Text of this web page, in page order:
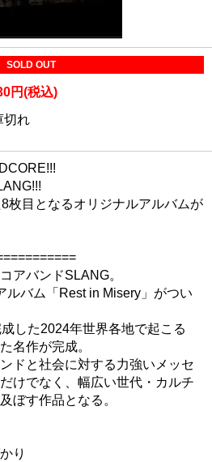
SOLD OUT
円(税込)
切れ
枚目となるオリジナルアルバムが
アバンドSLANG。
ルバム「Rest in Misery」がつい
した2024年世界各地で起こる
名作が完成。
ドと社会に対する力強いメッセ
けでなく、幅広い世代・カルチ
ぼす作品となる。
り